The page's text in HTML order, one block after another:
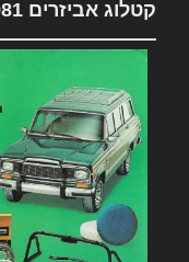
קטלוג אביזרים 1981 Jeep